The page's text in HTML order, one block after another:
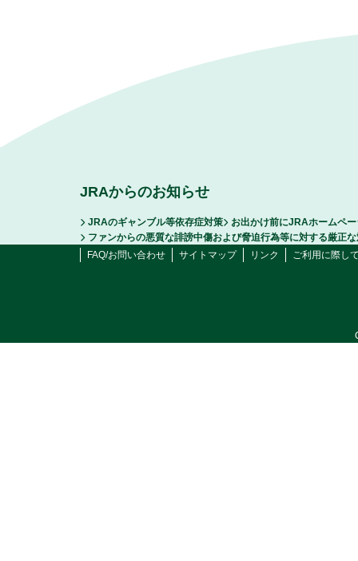
JRAからのお知らせ
JRAのギャンブル等依存症対策
お出かけ前にJRAホームペ
ファンからの悪質な誹謗中傷および脅迫行為等に対する厳正
FAQ/お問い合わせ
サイトマップ リンク ご利用に際し